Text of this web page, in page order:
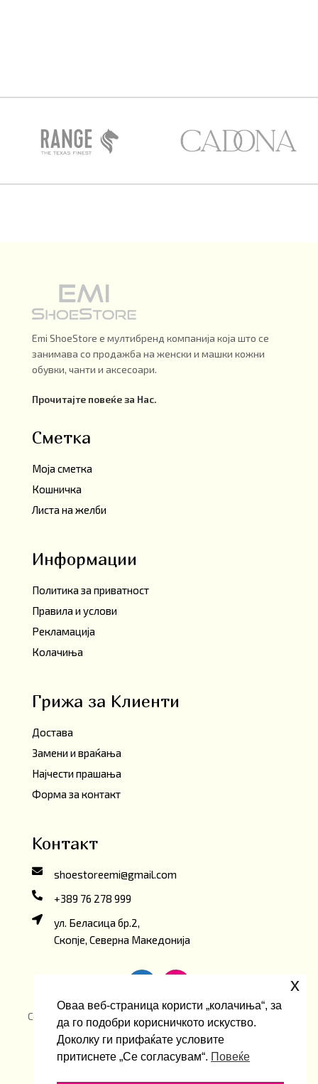
Emi ShoeStore е мултибренд компанија која што се
занимава со продажба на женски и машки кожни
обувки, чанти и аксесоари.
Прочитајте повеќе за Нас.
Сметка
Моја сметка
Кошничка
Листа на желби
Информации
Политика за приватност
Правила и услови
Рекламација
Колачиња
Грижа за Клиенти
Достава
Замени и враќања
Најчести прашања
Форма за контакт
Контакт
shoestoreemi@gmail.com
+389 76 278 999
ул. Беласица бр.2,
Скопје, Северна Македонија
Copyright ©2026 Emi ShoeStore. Developed by
Brandlab
Оваа веб-страница користи „колачиња“, за
да го подобри корисничкото искуство.
Доколку ги прифаќате условите
притиснете „Се согласувам“. Повеќе
x